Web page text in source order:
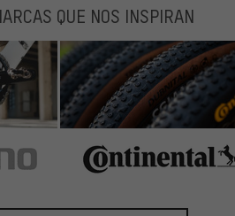
QUE NOS INSPIRAN